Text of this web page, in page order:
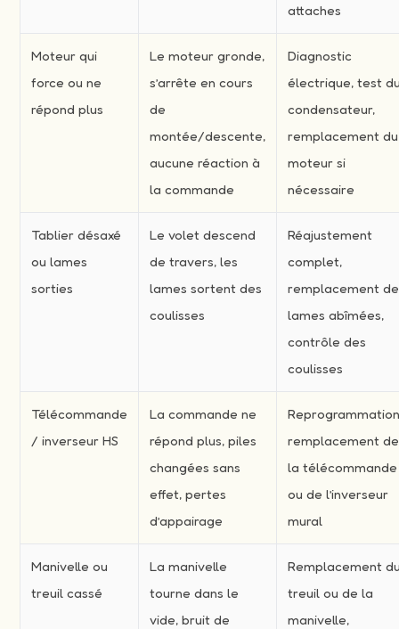
attaches
Moteur qui
force ou ne
répond plus
Le moteur gronde,
s’arrête en cours
de
montée/descente,
aucune réaction à
la commande
Diagnostic
électrique, test
condensateur,
remplacement du
moteur si
nécessaire
Tablier désaxé
ou lames
sorties
Le volet descend
de travers, les
lames sortent des
coulisses
Réajustement
complet,
remplacement de
lames abîmées,
contrôle des
coulisses
Télécommande
/ inverseur HS
La commande ne
répond plus, piles
changées sans
effet, pertes
d’appairage
remplacement de
la télécommande
ou de l’inverseur
mural
Manivelle ou
treuil cassé
La manivelle
tourne dans le
vide, bruit de
Remplacement
treuil ou de la
manivelle,